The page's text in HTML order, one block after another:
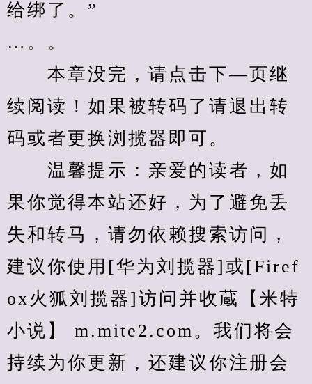
给绑了。”
…。。
本章没完，请点击下—页继
续阅读！如果被转码了请退出转
码或者更换浏揽器即可。
温馨提示：亲爱的读者，如
果你觉得本站还好，为了避免丢
失和转马，请勿依赖搜索访问，
建议你使用[华为刘揽器]或[Firef
ox火狐刘揽器]访问并收蔵【米特
小说】 m.mite2.com。我们将会
持续为你更新，还建议你注册会